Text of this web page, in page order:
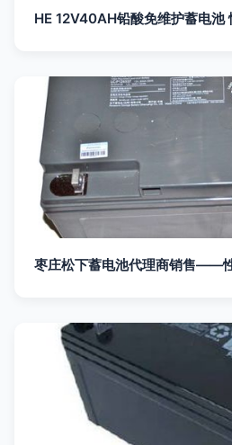
HE 12V40AH铅酸免维护蓄电池
枣庄松下蓄电池代理商销售——